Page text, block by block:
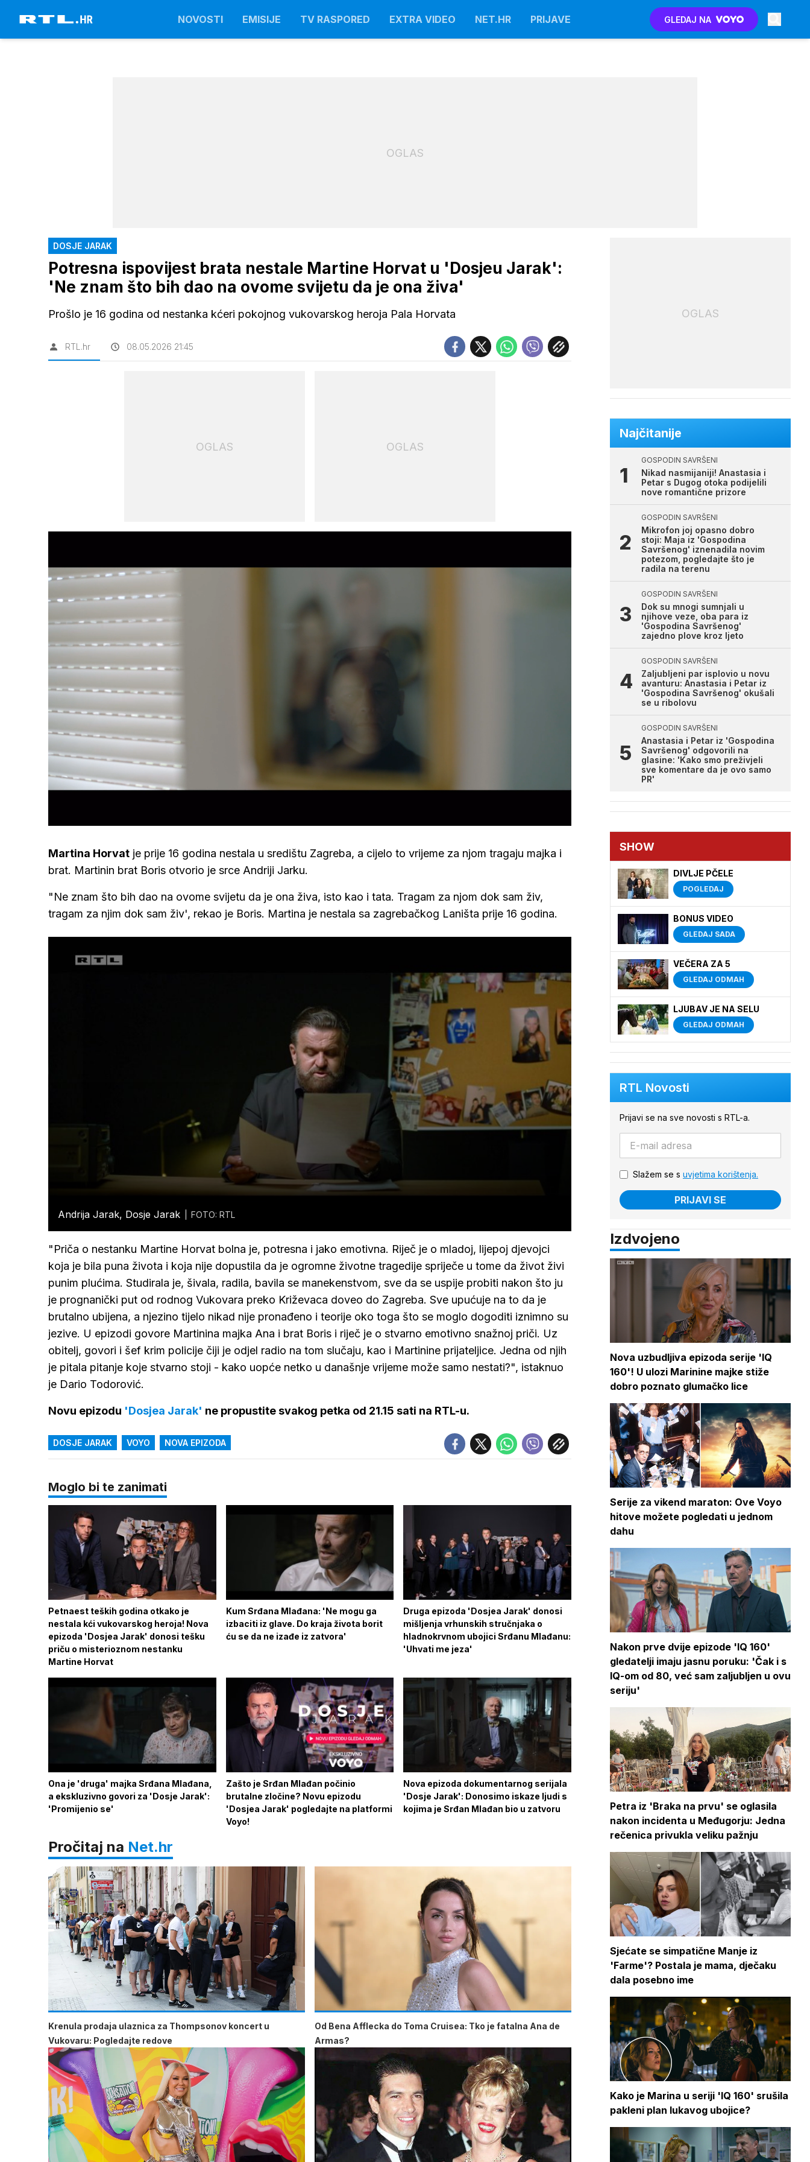
NOVOSTI EMISIJE TV RASPORED EXTRA VIDEO NET.HR PRIJAVE GLEDAJ NA
OGLAS
DOSJE JARAK
Potresna ispovijest brata nestale Martine Horvat u 'Dosjeu Jarak':
'Ne znam što bih dao na ovome svijetu da je ona živa'
Prošlo je 16 godina od nestanka kćeri pokojnog vukovarskog heroja Pala Horvata
RTL.hr 08.05.2026 21:45
OGLAS OGLAS
zvuk
Martina Horvat je prije 16 godina nestala u središtu Zagreba, a cijelo to vrijeme za njom tragaju majka i
brat. Martinin brat Boris otvorio je srce Andriji Jarku.
"Ne znam što bih dao na ovome svijetu da je ona živa, isto kao i tata. Tragam za njom dok sam živ,
tragam za njim dok sam živ', rekao je Boris. Martina je nestala sa zagrebačkog Laništa prije 16 godina.
Andrija Jarak, Dosje Jarak FOTO: RTL
"Priča o nestanku Martine Horvat bolna je, potresna i jako emotivna. Riječ je o mladoj, lijepoj djevojci
koja je bila puna života i koja nije dopustila da je ogromne životne tragedije spriječe u tome da život živi
punim plućima. Studirala je, šivala, radila, bavila se manekenstvom, sve da se uspije probiti nakon što ju
je prognanički put od rodnog Vukovara preko Križevaca doveo do Zagreba. Sve upućuje na to da je
brutalno ubijena, a njezino tijelo nikad nije pronađeno i teorije oko toga što se moglo dogoditi iznimno su
jezive. U epizodi govore Martinina majka Ana i brat Boris i riječ je o stvarno emotivno snažnoj priči. Uz
obitelj, govori i šef krim policije čiji je odjel radio na tom slučaju, kao i Martinine prijateljice. Jedna od njih
je pitala pitanje koje stvarno stoji - kako uopće netko u današnje vrijeme može samo nestati?", istaknuo
je Dario Todorović.
Novu epizodu 'Dosjea Jarak' ne propustite svakog petka od 21.15 sati na RTL-u.
DOSJE JARAK VOYO NOVA EPIZODA
Moglo bi te zanimati
Petnaest teških godina otkako je
nestala kći vukovarskog heroja! Nova
epizoda 'Dosjea Jarak' donosi tešku
priču o misterioznom nestanku
Martine Horvat
Kum Srđana Mlađana: 'Ne mogu ga
izbaciti iz glave. Do kraja života borit
ću se da ne izađe iz zatvora'
Druga epizoda 'Dosjea Jarak' donosi
mišljenja vrhunskih stručnjaka o
hladnokrvnom ubojici Srđanu Mlađanu:
'Uhvati me jeza'
Ona je 'druga' majka Srđana Mlađana,
a ekskluzivno govori za 'Dosje Jarak':
'Promijenio se'
Zašto je Srđan Mlađan počinio
brutalne zločine? Novu epizodu
'Dosjea Jarak' pogledajte na platformi
Voyo!
Nova epizoda dokumentarnog serijala
'Dosje Jarak': Donosimo iskaze ljudi s
kojima je Srđan Mlađan bio u zatvoru
Pročitaj na Net.hr
Krenula prodaja ulaznica za Thompsonov koncert u
Vukovaru: Pogledajte redove
Od Bena Afflecka do Toma Cruisea: Tko je fatalna Ana de
Armas?
OGLAS
Najčitanije
GOSPODIN SAVRŠENI
Nikad nasmijaniji! Anastasia i
Petar s Dugog otoka podijelili
nove romantične prizore
GOSPODIN SAVRŠENI
Mikrofon joj opasno dobro
stoji: Maja iz 'Gospodina
Savršenog' iznenadila novim
potezom, pogledajte što je
radila na terenu
GOSPODIN SAVRŠENI
Dok su mnogi sumnjali u
njihove veze, oba para iz
'Gospodina Savršenog'
zajedno plove kroz ljeto
GOSPODIN SAVRŠENI
Zaljubljeni par isplovio u novu
avanturu: Anastasia i Petar iz
'Gospodina Savršenog' okušali
se u ribolovu
GOSPODIN SAVRŠENI
Anastasia i Petar iz 'Gospodina
Savršenog' odgovorili na
glasine: 'Kako smo preživjeli
sve komentare da je ovo samo
PR'
SHOW
DIVLJE PČELE
POGLEDAJ
BONUS VIDEO
GLEDAJ SADA
VEČERA ZA 5
GLEDAJ ODMAH
LJUBAV JE NA SELU
GLEDAJ ODMAH
RTL Novosti
Prijavi se na sve novosti s RTL-a.
Slažem se s uvjetima korištenja.
PRIJAVI SE
Izdvojeno
Nova uzbudljiva epizoda serije 'IQ
160'! U ulozi Marinine majke stiže
dobro poznato glumačko lice
Serije za vikend maraton: Ove Voyo
hitove možete pogledati u jednom
dahu
Nakon prve dvije epizode 'IQ 160'
gledatelji imaju jasnu poruku: 'Čak i s
IQ-om od 80, već sam zaljubljen u ovu
seriju'
Petra iz 'Braka na prvu' se oglasila
nakon incidenta u Međugorju: Jedna
rečenica privukla veliku pažnju
Sjećate se simpatične Manje iz
'Farme'? Postala je mama, dječaku
dala posebno ime
Kako je Marina u seriji 'IQ 160' srušila
pakleni plan lukavog ubojice?